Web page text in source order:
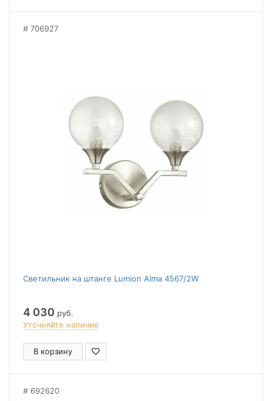
706927
Светильник на штанге Lumion Alma 4567/2W
4 030 руб.
Уточняйте наличие
В корзину
692620